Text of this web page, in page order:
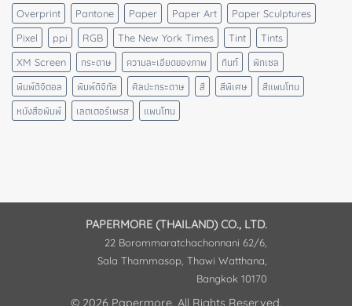
Overprint
Pantone Paper Paper Art
Paper Sculptures
Pixel
ppi RGB The New York Times Tint
Tints
XM Screen
กระดาษ ความละเอียดของภาพ ทินท์
พิกเซล
พิมพ์ดิจิตอล
พิมพ์ดิจิทัล ศิลปะกระดาษ สี สีพิเศษ
สีแพนโทน
หนังสือพิมพ์
เลตเตอร์เพรส แพนโทน
PAPERMORE (THAILAND) CO., LTD.
22 Borommaratchachonnani 62/6,
Sala Thammasop, Thawi Watthana,
Bangkok 10170
© 2026 Papermore. All Rights Reserved.